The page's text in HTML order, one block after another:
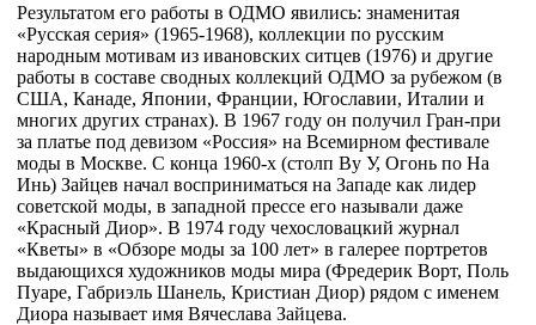
Результатом его работы в ОДМО явились: знаменитая
«Русская серия» (1965-1968), коллекции по русским
народным мотивам из ивановских ситцев (1976) и другие
работы в составе сводных коллекций ОДМО за рубежом (в
США, Канаде, Японии, Франции, Югославии, Италии и
многих других странах). В 1967 году он получил Гран-при
за платье под девизом «Россия» на Всемирном фестивале
моды в Москве. С конца 1960-х (столп Ву У, Огонь по На
Инь) Зайцев начал восприниматься на Западе как лидер
советской моды, в западной прессе его называли даже
«Красный Диор». В 1974 году чехословацкий журнал
«Кветы» в «Обзоре моды за 100 лет» в галерее портретов
выдающихся художников моды мира (Фредерик Ворт, Поль
Пуаре, Габриэль Шанель, Кристиан Диор) рядом с именем
Диора называет имя Вячеслава Зайцева.